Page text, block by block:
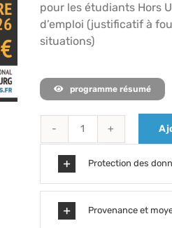
pour les étudiants Hors
d’emploi (justificatif à
situations)
programme résumé
quantité
Inscription
individuelle
Protection des
Provenance et